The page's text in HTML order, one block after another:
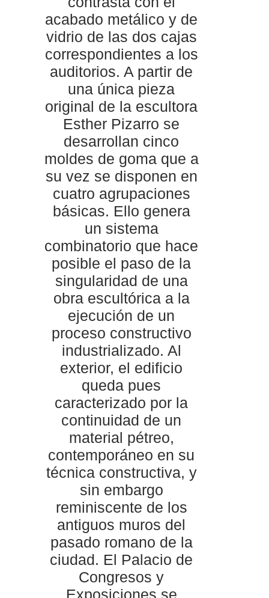
acabado metálico y de
vidrio de las dos cajas
correspondientes a los
auditorios. A partir de
una única pieza
original de la escultora
Esther Pizarro se
desarrollan cinco
moldes de goma que a
su vez se disponen en
cuatro agrupaciones
básicas. Ello genera
un sistema
combinatorio que hace
posible el paso de la
singularidad de una
obra escultórica a la
ejecución de un
proceso constructivo
industrializado. Al
exterior, el edificio
queda pues
caracterizado por la
continuidad de un
material pétreo,
contemporáneo en su
técnica constructiva, y
sin embargo
reminiscente de los
antiguos muros del
pasado romano de la
ciudad. El Palacio de
Congresos y
Exposiciones se